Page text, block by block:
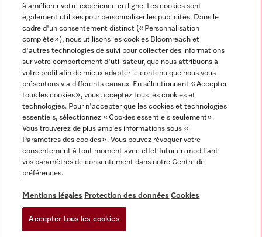
Informations légales
CGV
Conditions d’utilisation
Déclaration d'accessibilité
Digital Services Act
Miele sur Instagram
Miele sur Youtube
à améliorer votre expérience en ligne. Les cookies sont
également utilisés pour personnaliser les publicités. Dans le
cadre d'un consentement distinct (« Personnalisation
complète »), nous utilisons les cookies Bloomreach et
d'autres technologies de suivi pour collecter des informations
sur votre comportement d'utilisateur, que nous attribuons à
votre profil afin de mieux adapter le contenu que nous vous
présentons via différents canaux. En sélectionnant « Accepter
tous les cookies », vous acceptez tous les cookies et
technologies. Pour n'accepter que les cookies et technologies
essentiels, sélectionnez « Cookies essentiels seulement».
Vous trouverez de plus amples informations sous «
Paramètres des cookies ». Vous pouvez révoquer votre
consentement à tout moment avec effet futur en modifiant
vos paramètres de consentement dans notre Centre de
préférences.
Mentions légales Protection des données Cookies
Accepter tous les cookies